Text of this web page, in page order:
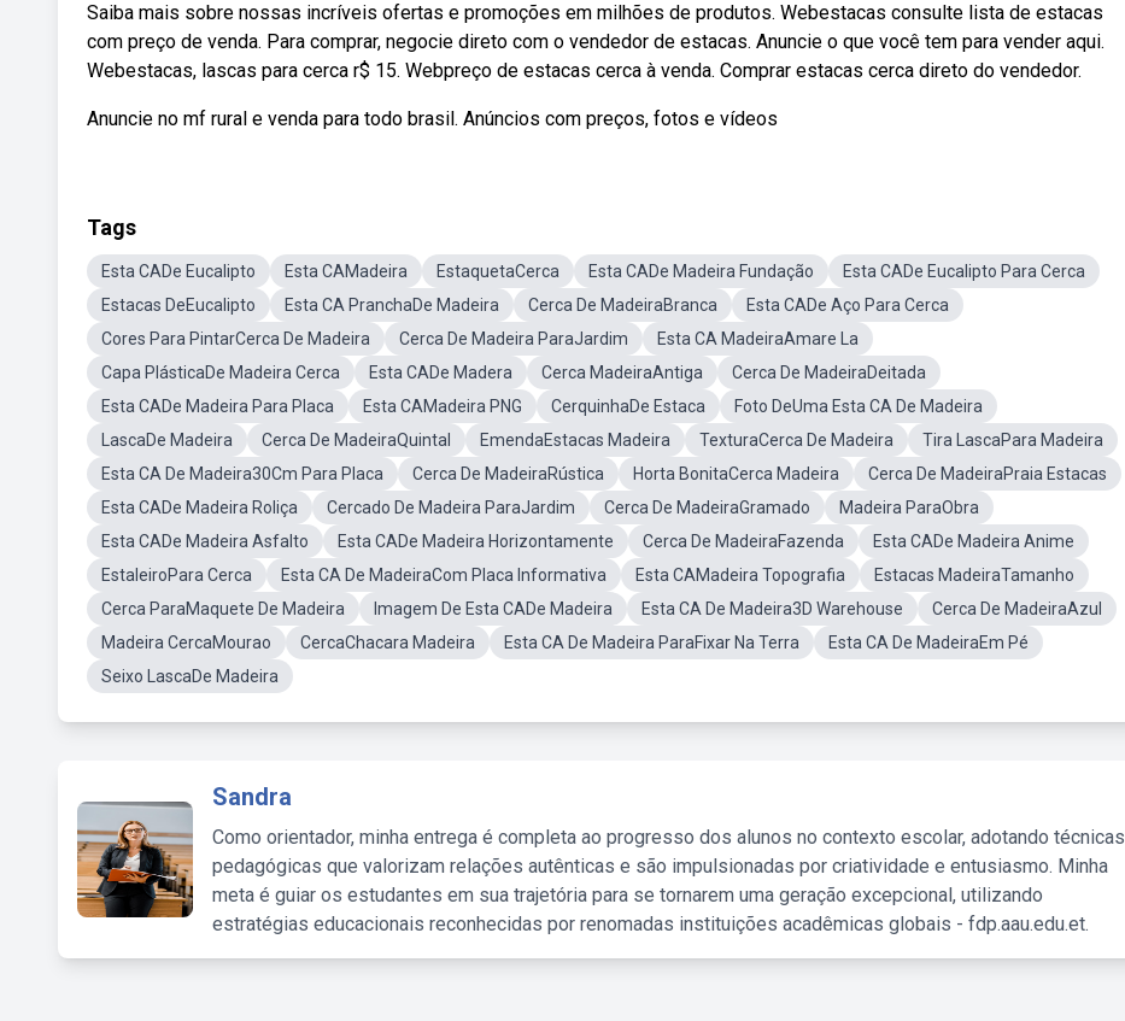
Saiba mais sobre nossas incríveis ofertas e promoções em milhões de produtos. Webestacas consulte lista de estacas
com preço de venda. Para comprar, negocie direto com o vendedor de estacas. Anuncie o que você tem para vender aqui.
Webestacas, lascas para cerca r$ 15. Webpreço de estacas cerca à venda. Comprar estacas cerca direto do vendedor.
Anuncie no mf rural e venda para todo brasil. Anúncios com preços, fotos e vídeos
Tags
Esta CADe Eucalipto Esta CAMadeira EstaquetaCerca Esta CADe Madeira Fundação
Esta CADe Eucalipto Para Cerca
Estacas DeEucalipto
Esta CA PranchaDe Madeira Cerca De MadeiraBranca
Esta CADe Aço Para Cerca
Cores Para PintarCerca De Madeira
Cerca De Madeira ParaJardim
Esta CA MadeiraAmare La
Capa PlásticaDe Madeira Cerca
Esta CADe Madera Cerca MadeiraAntiga
Cerca De MadeiraDeitada
Esta CADe Madeira Para Placa
Esta CAMadeira PNG CerquinhaDe Estaca
Foto DeUma Esta CA De Madeira
LascaDe Madeira
Cerca De MadeiraQuintal EmendaEstacas Madeira TexturaCerca De Madeira
Tira LascaPara Madeira
Esta CA De Madeira30Cm Para Placa
Cerca De MadeiraRústica Horta BonitaCerca Madeira
Cerca De MadeiraPraia Estacas
Esta CADe Madeira Roliça
Cercado De Madeira ParaJardim Cerca De MadeiraGramado
Madeira ParaObra
Esta CADe Madeira Asfalto
Esta CADe Madeira Horizontamente Cerca De MadeiraFazenda
Esta CADe Madeira Anime
EstaleiroPara Cerca
Esta CA De MadeiraCom Placa Informativa Esta CAMadeira Topografia
Estacas MadeiraTamanho
Cerca ParaMaquete De Madeira
Imagem De Esta CADe Madeira Esta CA De Madeira3D Warehouse
Cerca De MadeiraAzul
Madeira CercaMourao
CercaChacara Madeira Esta CA De Madeira ParaFixar Na Terra
Esta CA De MadeiraEm Pé
Seixo LascaDe Madeira
Sandra
Como orientador, minha entrega é completa ao progresso dos alunos no contexto escolar, adotando técnicas
pedagógicas que valorizam relações autênticas e são impulsionadas por criatividade e entusiasmo. Minha
meta é guiar os estudantes em sua trajetória para se tornarem uma geração excepcional, utilizando
estratégias educacionais reconhecidas por renomadas instituições acadêmicas globais - fdp.aau.edu.et.